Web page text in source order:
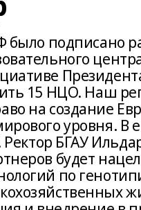
было подписано
15 НЦО. Наш
на создание
уровня. В
Ректор БГАУ
будет
по